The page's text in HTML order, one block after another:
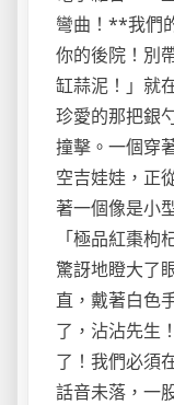
彎曲！**我們
你的後院！別
缸蒜泥！」就
珍愛的那把銀
撞擊。一個穿
空吉娃娃，正
著一個像是小
「極品紅棗
驚訝地瞪大了
直，戴著白色
了，沾沾先生
了！我們必須
話音未落，一